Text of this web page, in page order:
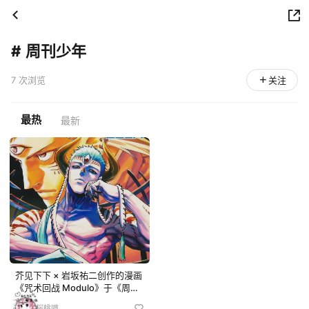
# 周刊少年
7 次浏览 关注
最热 最新
芥见下下 × 岩坂祐二创作的漫画
《咒术回战 Modulo》于《周刊
少年 Jump》第 15 期刊登第 25